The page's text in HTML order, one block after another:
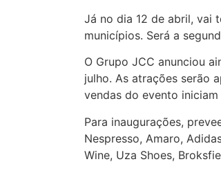
Já no dia 12 de abril, vai
municípios. Será a
O Grupo JCC anunciou
julho. As atrações serão
vendas do evento
Para inaugurações,
Nespresso, Amaro,
Wine, Uza Shoes,